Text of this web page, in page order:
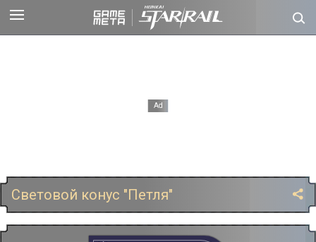
Световой конус "Петля"